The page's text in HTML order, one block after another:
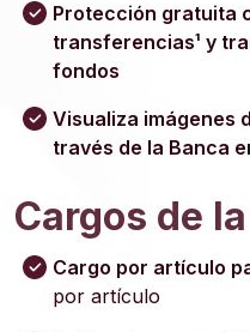
Protección gratuita
transferencias¹ y
fondos
Visualiza imágenes
través de la Banca
Cargos de
Cargo por artículo
por artículo